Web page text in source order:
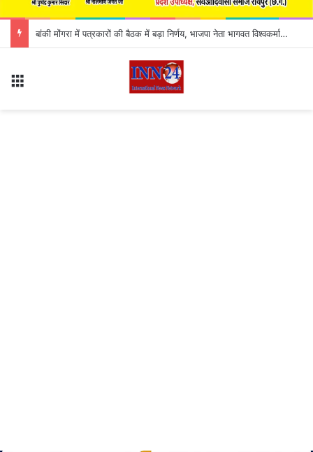
CG News: छात्रावास में घुसे दो हाथी, बाउंड्रीवाल तोड़ी; 58 छात्राओं को सुरक्षित किया गया शिफ्ट, कटहल की महक से पहुंचे थे गजराज